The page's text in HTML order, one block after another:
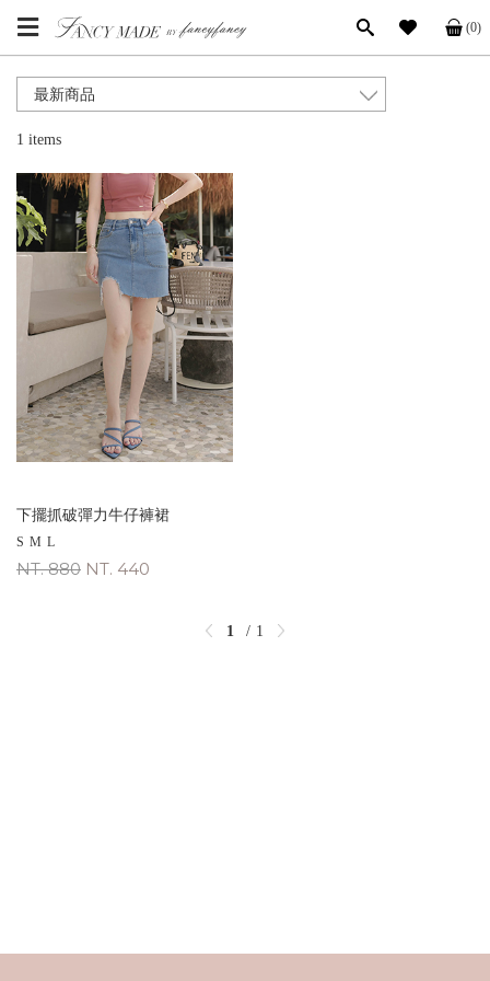
(0)
1 items
下擺抓破彈力牛仔褲裙
S M L
NT. 880 NT. 440
1 1